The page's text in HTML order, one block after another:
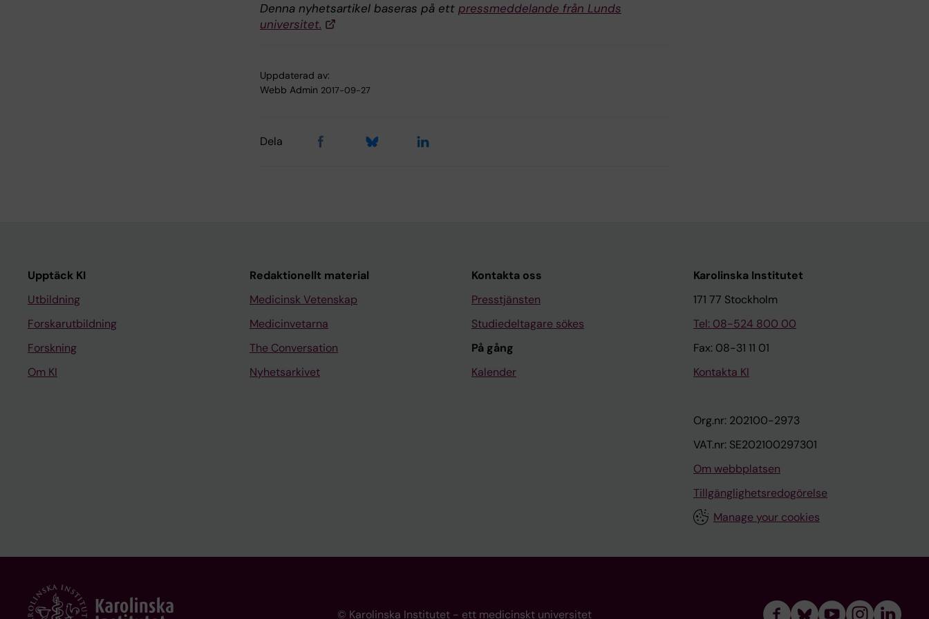
Denna nyhetsartikel baseras på ett pressmeddelande från Lunds
universitet.
Uppdaterad av:
Webb Admin 2017-09-27
Dela
Upptäck KI
Utbildning
Forskarutbildning
Forskning
Om KI
Redaktionellt material
Medicinsk Vetenskap
Medicinvetarna
The Conversation
Nyhetsarkivet
Kontakta oss
Presstjänsten
Studiedeltagare sökes
På gång
Kalender
Karolinska Institutet
171 77 Stockholm
Tel: 08-524 800 00
Fax: 08-31 11 01
Kontakta KI
Org.nr: 202100-2973
VAT.nr: SE202100297301
Om webbplatsen
Tillgänglighetsredogörelse
Manage your cookies
© Karolinska Institutet - ett medicinskt universitet